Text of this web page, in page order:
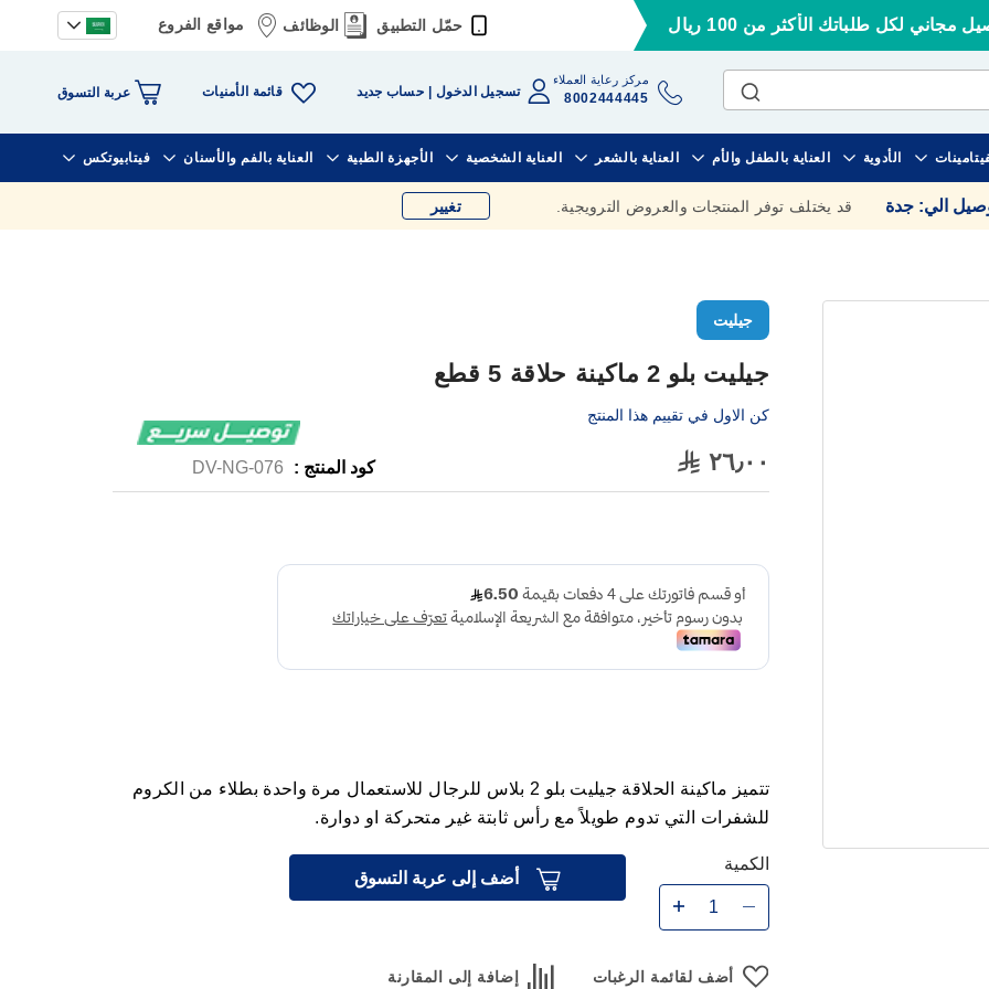
مجاني لكل طلباتك الأكثر من 100 ريال حمّل التطبيق الوظائف مواقع الفروع
مركز رعاية العملاء
8002444445 تسجيل الدخول حساب جديد قائمة الأمنيات عربة التسوق
الأدوية العناية بالطفل والأم العناية بالشعر العناية الشخصية الأجهزة الطبية العناية بالفم والأسنان فيتابيوتكس
الي: جدة قد يختلف توفر المنتجات والعروض الترويجية. تغيير
جيليت
جيليت بلو 2 ماكينة حلاقة 5 قطع
كن الاول في تقييم هذا المنتج
٢٦٫٠٠ كود المنتج : DV-NG-076
تتميز ماكينة الحلاقة جيليت بلو 2 بلاس للرجال للاستعمال مرة واحدة بطلاء من الكروم
للشفرات التي تدوم طويلاً مع رأس ثابتة غير متحركة او دوارة.
الكمية
أضف إلى عربة التسوق
أضف لقائمة الرغبات إضافة إلى المقارنة